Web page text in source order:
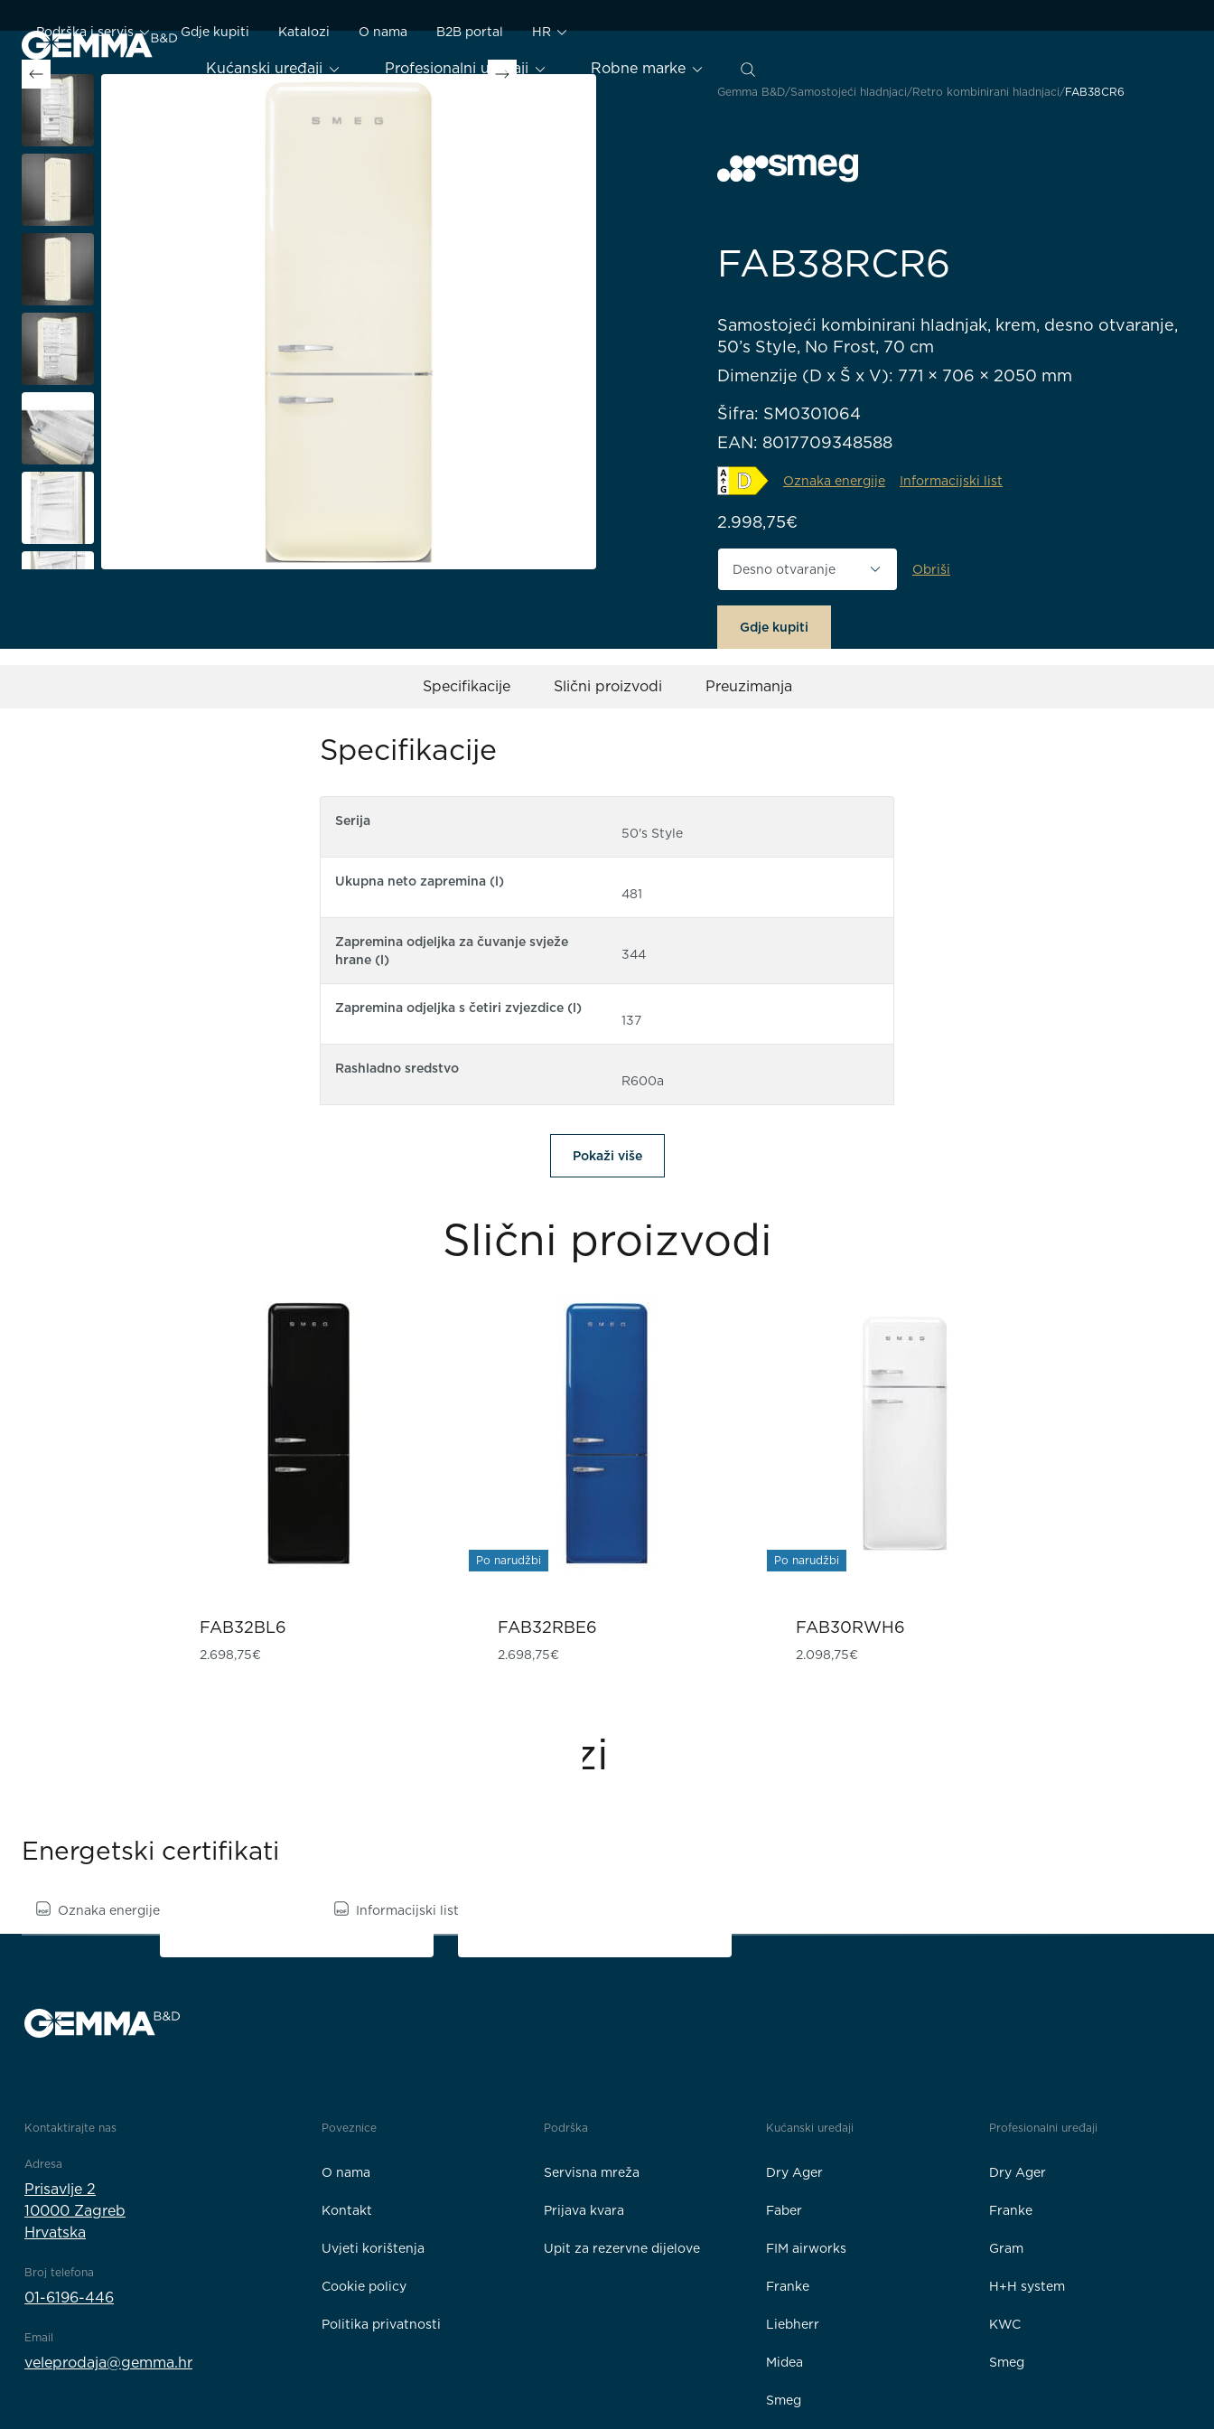
Kućanski uređaji Profesionalni uređaji Robne marke
Podrška i servis Gdje kupiti Katalozi O nama B2B portal HR
Gemma B&D Samostojeći hladnjaci Retro kombinirani hladnjaci FAB38CR6
FAB38RCR6
Samostojeći kombinirani hladnjak, krem, desno otvaranje,
50’s Style, No Frost, 70 cm
Dimenzije (D x Š x V): 771 × 706 × 2050 mm
Šifra: SM0301064
EAN: 8017709348588
Oznaka energije Informacijski list
2.998,75€
Smjer otvaranja vrata Obriši
Gdje kupiti
Specifikacije Slični proizvodi Preuzimanja
Specifikacije
Serija
50's Style
Ukupna neto zapremina (l)
481
Zapremina odjeljka za čuvanje svježe
hrane (l)
344
Zapremina odjeljka s četiri zvjezdice (l)
137
Rashladno sredstvo
R600a
Pokaži više
Slični proizvodi
FAB32BL6
2.698,75€
Po narudžbi
FAB32RBE6
2.698,75€
Po narudžbi
FAB30RWH6
2.098,75€
Preuzimanja
Energetski certifikati
Oznaka energije Informacijski list
Kontaktirajte nas
Adresa
Prisavlje 2
10000 Zagreb
Hrvatska
Broj telefona
01-6196-446
Email
veleprodaja@gemma.hr
Poveznice
O nama
Kontakt
Uvjeti korištenja
Cookie policy
Politika privatnosti
Podrška
Servisna mreža
Prijava kvara
Upit za rezervne dijelove
Kućanski uređaji
Dry Ager
Faber
FIM airworks
Franke
Liebherr
Midea
Smeg
Profesionalni uređaji
Dry Ager
Franke
Gram
H+H system
KWC
Smeg